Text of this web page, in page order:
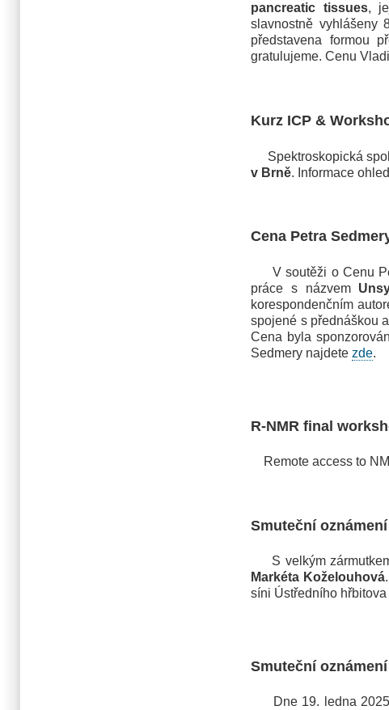
pancreatic tissues,
slavnostně vyhlášeny
představena formou
gratulujeme. Cenu
Kurz ICP &
Spektroskopická
v Brně. Informace
Cena Petra
V soutěži o Cenu
práce s názvem
korespondenčním
spojené s přednáškou
Cena byla
Sedmery najdetezde.
R-NMR final
Remote access to
Smuteční oznámení
S velkým zármutkem
Markéta Koželouhová
síni Ústředního
Smuteční oznámení
Dne 19. ledna 2025